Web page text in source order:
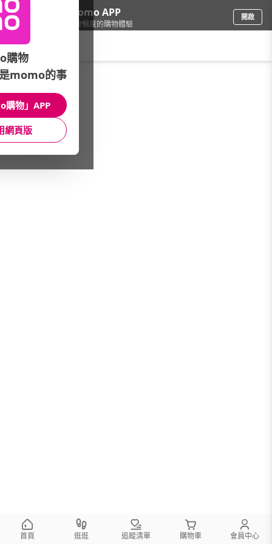
下載momo APP
給你3倍流暢度的購物體驗
開啟
品牌旗艦/ROBINMAY
本館精選商品
館長推薦 月銷量
首頁 逛逛 追蹤清單 購物車 會員中心
購物
momo的事
購物」APP
網頁版